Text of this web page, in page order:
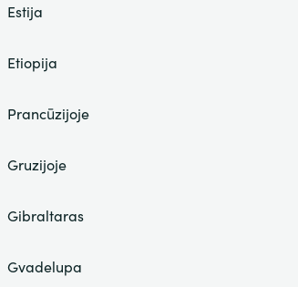
Estija
Etiopija
Prancūzijoje
Gruzijoje
Gibraltaras
Gvadelupa